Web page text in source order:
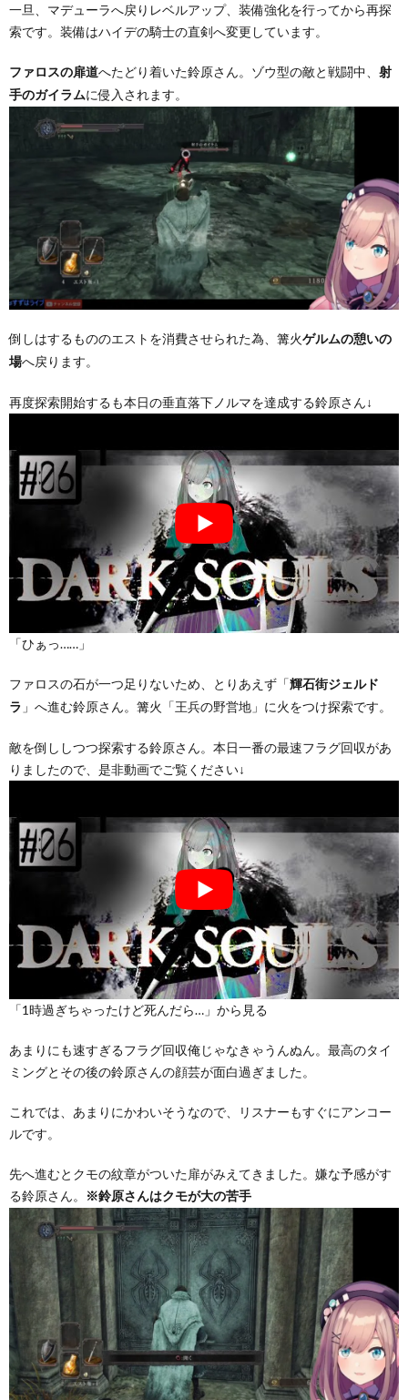
一旦、マデューラへ戻りレベルアップ、装備強化を行ってから再探
索です。装備はハイデの騎士の直剣へ変更しています。
ファロスの扉道へたどり着いた鈴原さん。ゾウ型の敵と戦闘中、 射
手のガイラムに侵入されます。
倒しはするもののエストを消費させられた為、篝火ゲルムの憩いの
場へ戻ります。
再度探索開始するも本日の垂直落下ノルマを達成する鈴原さん↓
「ひぁっ……」
ファロスの石が一つ足りないため、とりあえず「輝石街ジェルド
ラ 」へ進む鈴原さん。篝火「王兵の野営地」に火をつけ探索です。
敵を倒ししつつ探索する鈴原さん。本日一番の最速フラグ回収があ
りましたので、是非動画でご覧ください↓
「1時過ぎちゃったけど死んだら…」から見る
あまりにも速すぎるフラグ回収俺じゃなきゃうんぬん。最高のタイ
ミングとその後の鈴原さんの顔芸が面白過ぎました。
これでは、あまりにかわいそうなので、リスナーもすぐにアンコー
ルです。
先へ進むとクモの紋章がついた扉がみえてきました。嫌な予感がす
る鈴原さん。
※鈴原さんはクモが大の苦手